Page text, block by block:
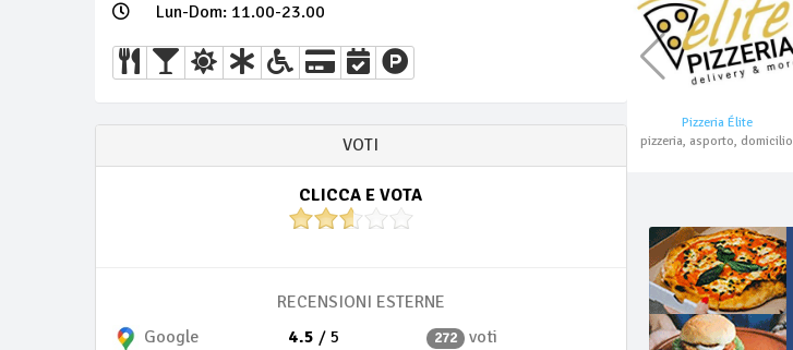
Lun-Dom: 11.00-23.00
VOTI
CLICCA E VOTA
RECENSIONI ESTERNE
Google
4.5 / 5 272 voti
Pizzeria Élite
pizzeria, asporto, domicilio